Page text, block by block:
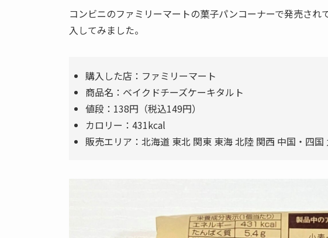
コンビニのファミリーマートの菓子パンコーナーで発売され
入してみました。
購入した店：ファミリーマート
商品名：ベイクドチーズケーキタルト
値段：138円（税込149円）
カロリー：431kcal
販売エリア：北海道 東北 関東 東海 北陸 関西 中国・四国